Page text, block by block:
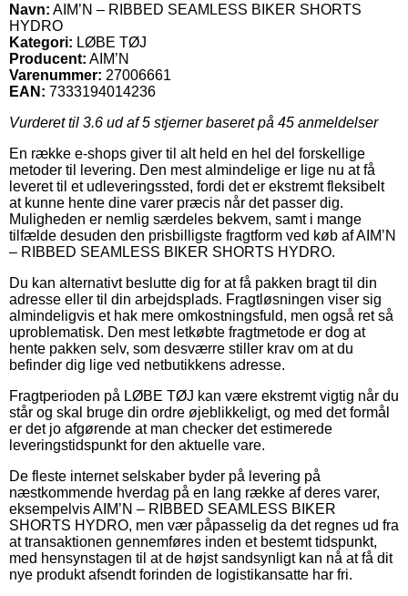
Navn: AIM’N – RIBBED SEAMLESS BIKER SHORTS
HYDRO
Kategori: LØBE TØJ
Producent: AIM’N
Varenummer: 27006661
EAN: 7333194014236
Vurderet til 3.6 ud af 5 stjerner baseret på 45 anmeldelser
En række e-shops giver til alt held en hel del forskellige
metoder til levering. Den mest almindelige er lige nu at få
leveret til et udleveringssted, fordi det er ekstremt fleksibelt
at kunne hente dine varer præcis når det passer dig.
Muligheden er nemlig særdeles bekvem, samt i mange
tilfælde desuden den prisbilligste fragtform ved køb af AIM’N
– RIBBED SEAMLESS BIKER SHORTS HYDRO.
Du kan alternativt beslutte dig for at få pakken bragt til din
adresse eller til din arbejdsplads. Fragtløsningen viser sig
almindeligvis et hak mere omkostningsfuld, men også ret så
uproblematisk. Den mest letkøbte fragtmetode er dog at
hente pakken selv, som desværre stiller krav om at du
befinder dig lige ved netbutikkens adresse.
Fragtperioden på LØBE TØJ kan være ekstremt vigtig når du
står og skal bruge din ordre øjeblikkeligt, og med det formål
er det jo afgørende at man checker det estimerede
leveringstidspunkt for den aktuelle vare.
De fleste internet selskaber byder på levering på
næstkommende hverdag på en lang række af deres varer,
eksempelvis AIM’N – RIBBED SEAMLESS BIKER
SHORTS HYDRO, men vær påpasselig da det regnes ud fra
at transaktionen gennemføres inden et bestemt tidspunkt,
med hensynstagen til at de højst sandsynligt kan nå at få dit
nye produkt afsendt forinden de logistikansatte har fri.